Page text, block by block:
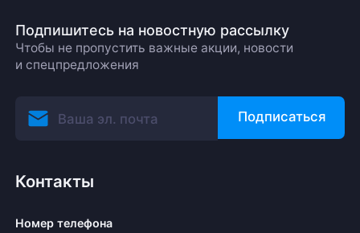
Подпишитесь на новостную рассылку
Чтобы не пропустить важные акции, новости
и спецпредложения
Подписаться
Контакты
Номер телефона